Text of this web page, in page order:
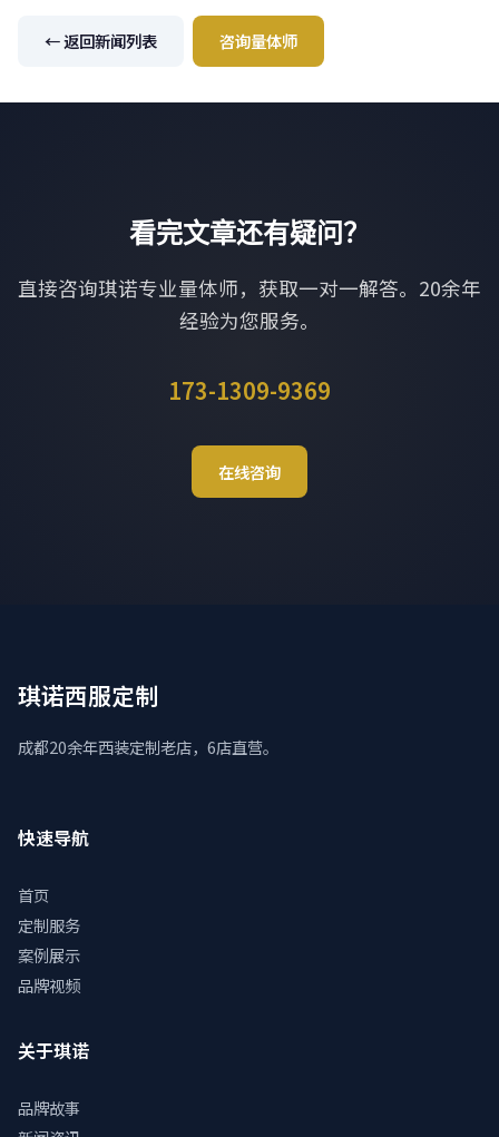
← 返回新闻列表 咨询量体师
看完文章还有疑问？
直接咨询琪诺专业量体师，获取一对一解答。20余年
经验为您服务。
173-1309-9369
在线咨询
琪诺西服定制
成都20余年西装定制老店，6店直营。
快速导航
首页
定制服务
案例展示
品牌视频
关于琪诺
品牌故事